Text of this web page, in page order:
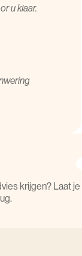
u klaar.
krijgen? Laat je